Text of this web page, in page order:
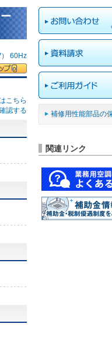
60Hz
こちら
認する
補修用性能部品の
関連リンク